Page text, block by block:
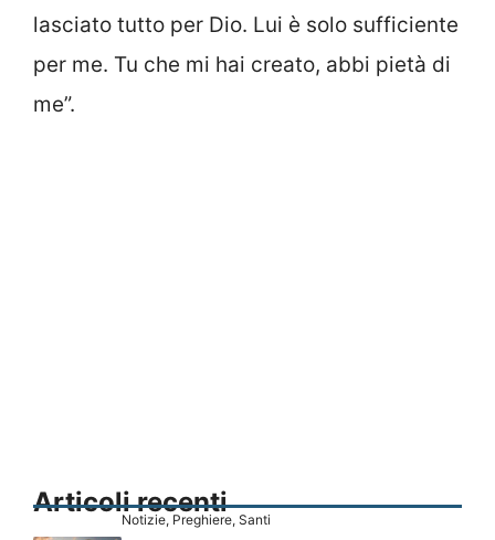
lasciato tutto per Dio. Lui è solo sufficiente
per me. Tu che mi hai creato, abbi pietà di
me”.
Articoli recenti
Notizie, Preghiere, Santi